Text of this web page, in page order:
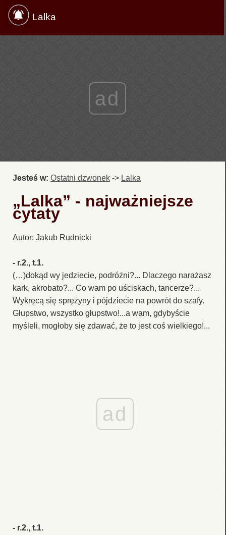
Lalka
ad
Jesteś w: Ostatni dzwonek -> Lalka
„Lalka” - najważniejsze
cytaty
Autor: Jakub Rudnicki
- r.2., t.1.
(…)dokąd wy jedziecie, podróżni?... Dlaczego narażasz
kark, akrobato?... Co wam po uściskach, tancerze?...
Wykręcą się sprężyny i pójdziecie na powrót do szafy.
Głupstwo, wszystko głupstwo!...a wam, gdybyście
myśleli, mogłoby się zdawać, że to jest coś wielkiego!...
ad
- r.2., t.1.